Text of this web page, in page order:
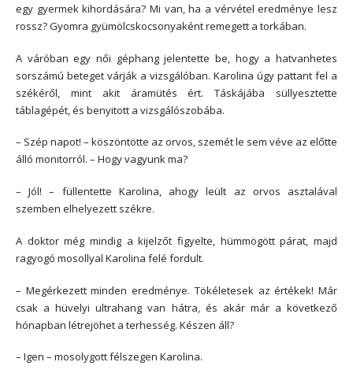
egy gyermek kihordására? Mi van, ha a vérvétel eredménye lesz
rossz? Gyomra gyümölcskocsonyaként remegett a torkában.
A váróban egy női géphang jelentette be, hogy a hatvanhetes
sorszámú beteget várják a vizsgálóban. Karolina úgy pattant fel a
székéről, mint akit áramütés ért. Táskájába süllyesztette
táblagépét, és benyitott a vizsgálószobába.
– Szép napot! – köszöntötte az orvos, szemét le sem véve az előtte
álló monitorról. – Hogy vagyunk ma?
– Jól! – füllentette Karolina, ahogy leült az orvos asztalával
szemben elhelyezett székre.
A doktor még mindig a kijelzőt figyelte, hümmögött párat, majd
ragyogó mosollyal Karolina felé fordult.
– Megérkezett minden eredménye. Tökéletesek az értékek! Már
csak a hüvelyi ultrahang van hátra, és akár már a következő
hónapban létrejöhet a terhesség. Készen áll?
– Igen – mosolygott félszegen Karolina.